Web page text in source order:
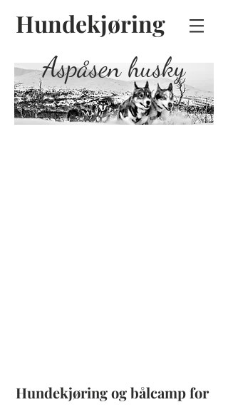
Aspåsen husky
Hundekjøring
Hundekjøring og bålcamp for